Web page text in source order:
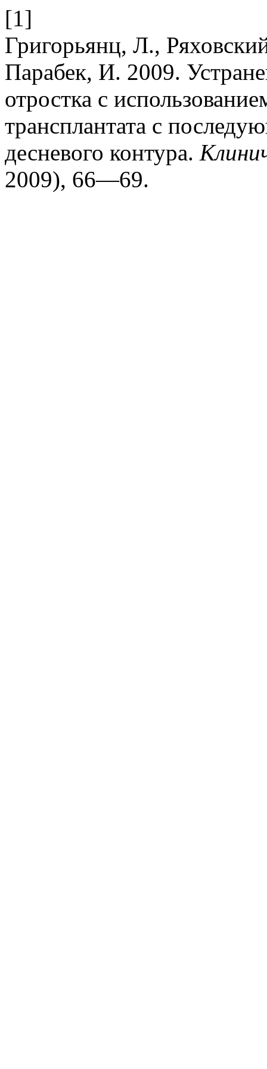
[1]
Григорьянц, Л.,
Парабек, И. 2009.
отростка с
трансплантата с
десневого контура.
2009), 66—69.